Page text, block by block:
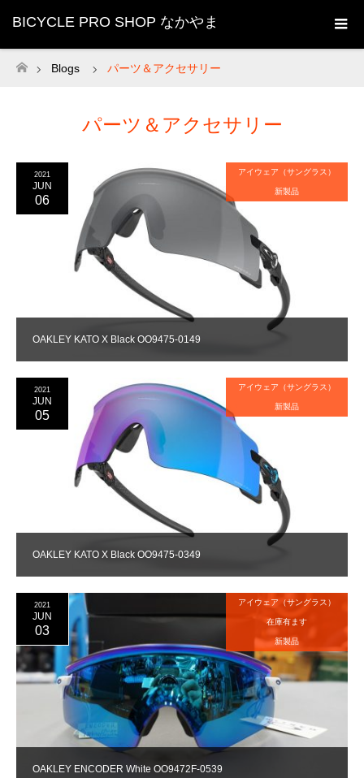
BICYCLE PRO SHOP なかやま
ホーム
Blogs パーツ＆アクセサリー
パーツ＆アクセサリー
OAKLEY KATO X Black OO9475-0149
2021
JUN
06
アイウェア（サングラス）
新製品
OAKLEY KATO X Black OO9475-0349
2021
JUN
05
アイウェア（サングラス）
新製品
OAKLEY ENCODER White OO9472F-0539
2021
JUN
03
アイウェア（サングラス）
在庫有ます
新製品